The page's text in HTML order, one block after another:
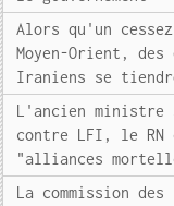
Alors qu'un
Moyen-Orient,
Iraniens se
L'ancien ministre
contre LFI, le RN
"alliances
La commission